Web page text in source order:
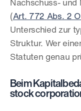
Nachschuss-
(Art. 772 Abs. 2
Unterschied zur
Struktur. Wer
Statuten genau
Beim
stock